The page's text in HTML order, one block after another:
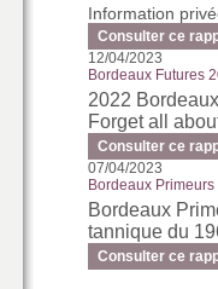
Information
Consulter ce
12/04/2023
Bordeaux Futures
2022
Forget all
Consulter ce
07/04/2023
Bordeaux
Bordeaux
tannique du
Consulter ce